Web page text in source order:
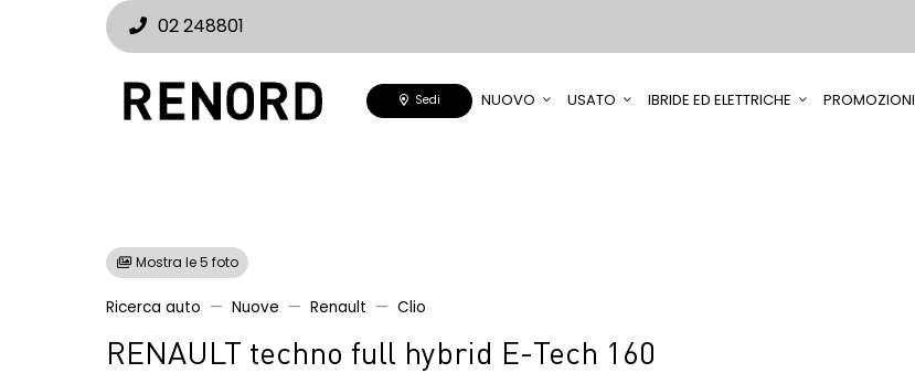
02 248801
Sedi NUOVO USATO IBRIDE ED ELETTRICHE PROMOZIONI
Mostra le 5 foto
Ricerca auto Nuove Renault Clio
RENAULT techno full hybrid E-Tech 160